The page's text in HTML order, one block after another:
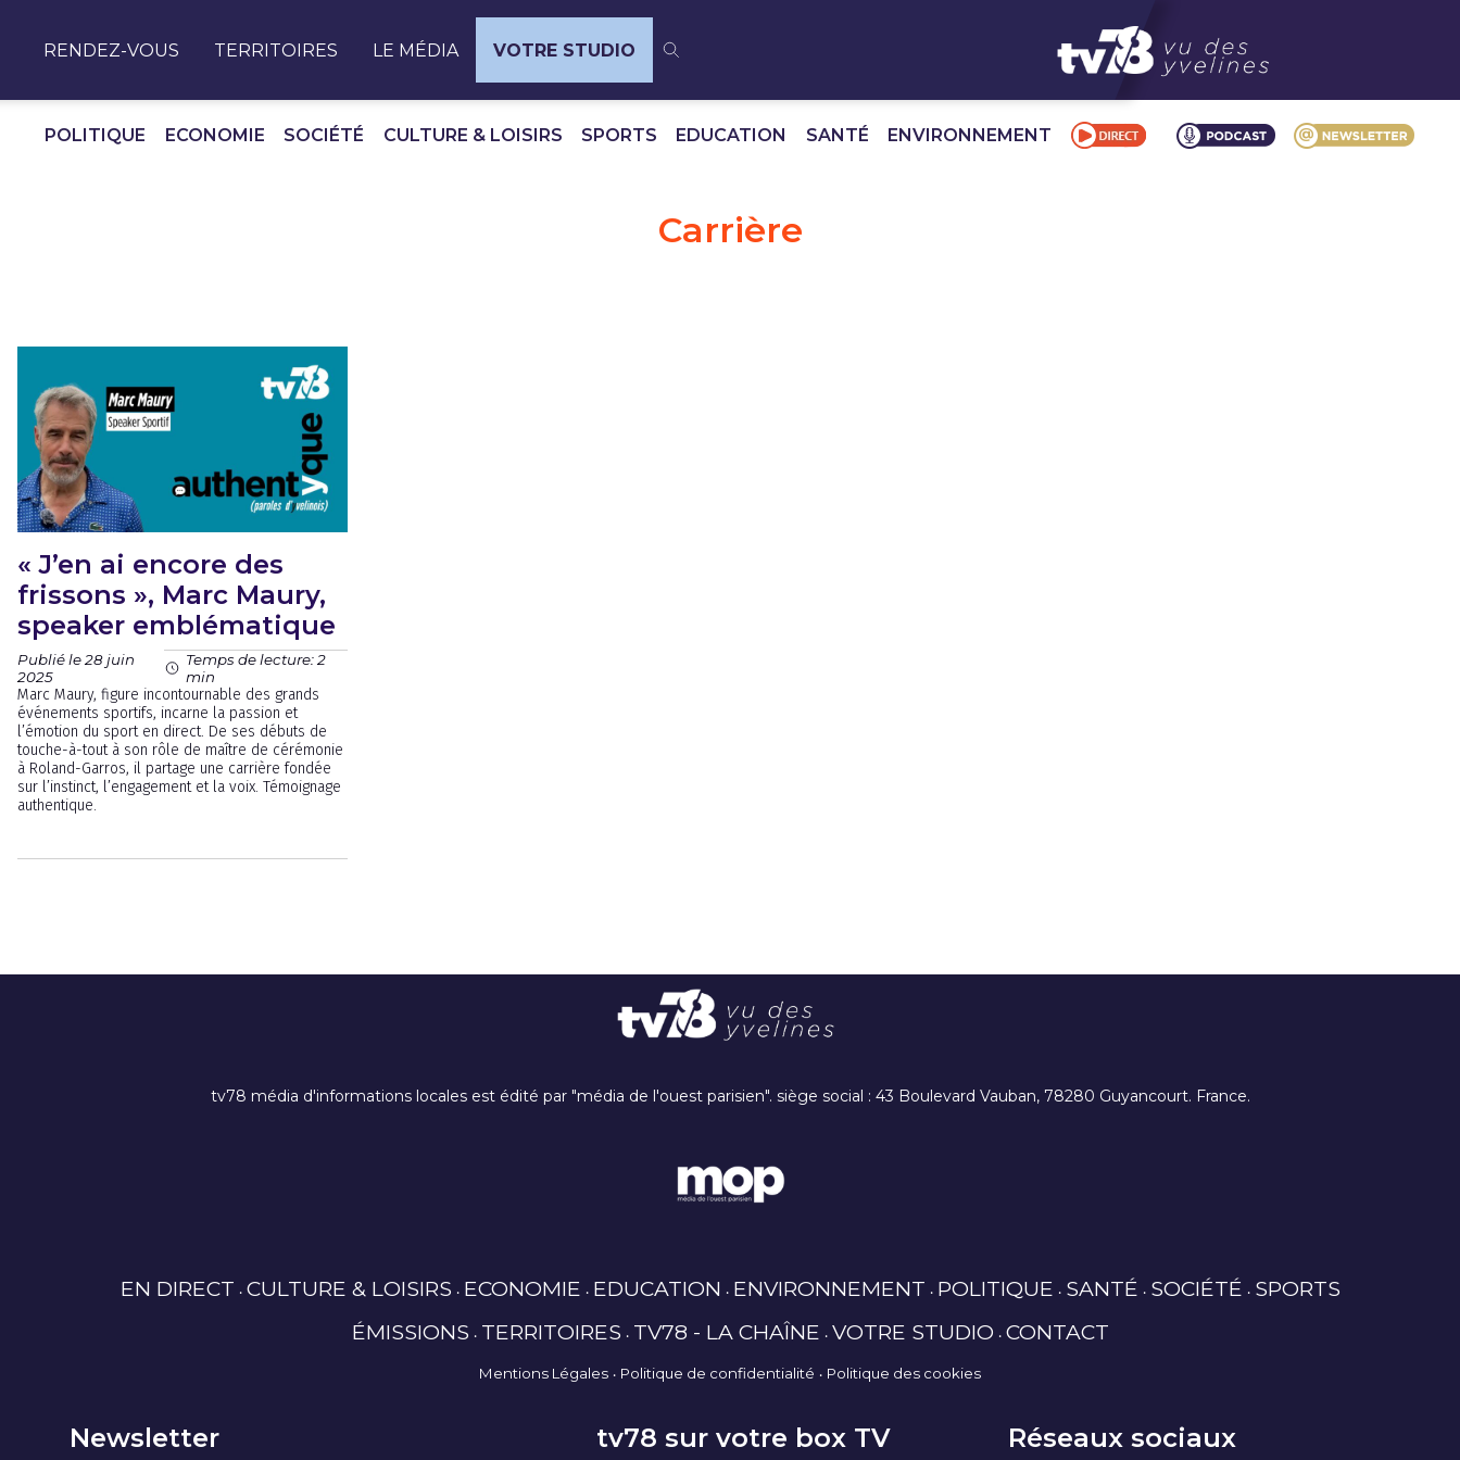
RENDEZ-VOUS TERRITOIRES LE MÉDIA VOTRE STUDIO
POLITIQUE ECONOMIE SOCIÉTÉ CULTURE & LOISIRS SPORTS EDUCATION SANTÉ ENVIRONNEMENT
Carrière
« J’en ai encore des
frissons », Marc Maury,
speaker emblématique
Publié le 28 juin
2025
Temps de lecture: 2
min
Marc Maury, figure incontournable des grands
événements sportifs, incarne la passion et
l’émotion du sport en direct. De ses débuts de
touche-à-tout à son rôle de maître de cérémonie
à Roland-Garros, il partage une carrière fondée
sur l’instinct, l’engagement et la voix. Témoignage
authentique.
tv78 média d'informations locales est édité par "média de l'ouest parisien". siège social : 43 Boulevard Vauban, 78280 Guyancourt. France.
EN DIRECT CULTURE & LOISIRS ECONOMIE EDUCATION ENVIRONNEMENT POLITIQUE SANTÉ SOCIÉTÉ SPORTS
ÉMISSIONS TERRITOIRES TV78 - LA CHAÎNE VOTRE STUDIO CONTACT
Mentions Légales Politique de confidentialité Politique des cookies
Newsletter tv78 sur votre box TV Réseaux sociaux